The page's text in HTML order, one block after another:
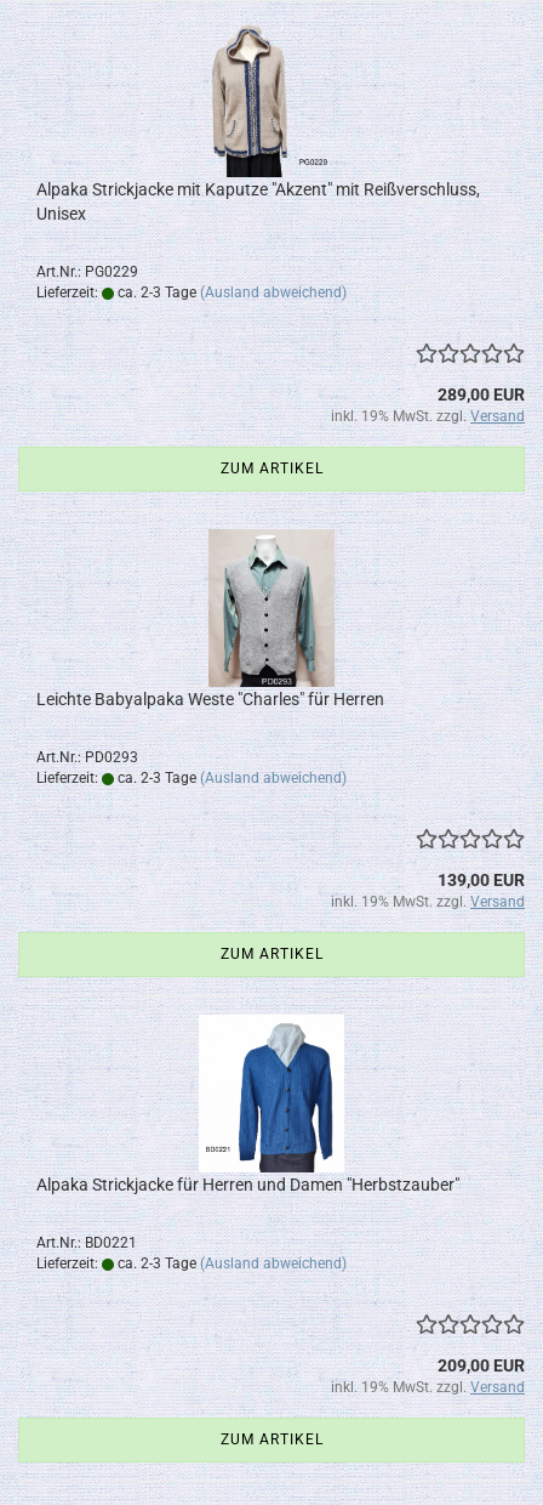
Alpaka Strickjacke mit Kaputze "Akzent" mit Reißverschluss,
Unisex
Art.Nr.: PG0229
Lieferzeit:
ca. 2-3 Tage (Ausland abweichend)
289,00 EUR
inkl. 19% MwSt. zzgl.Versand
ZUM ARTIKEL
Leichte Babyalpaka Weste "Charles" für Herren
Art.Nr.: PD0293
Lieferzeit:
ca. 2-3 Tage (Ausland abweichend)
139,00 EUR
inkl. 19% MwSt. zzgl.Versand
ZUM ARTIKEL
Alpaka Strickjacke für Herren und Damen "Herbstzauber"
Art.Nr.: BD0221
Lieferzeit:
ca. 2-3 Tage (Ausland abweichend)
209,00 EUR
inkl. 19% MwSt. zzgl.Versand
ZUM ARTIKEL